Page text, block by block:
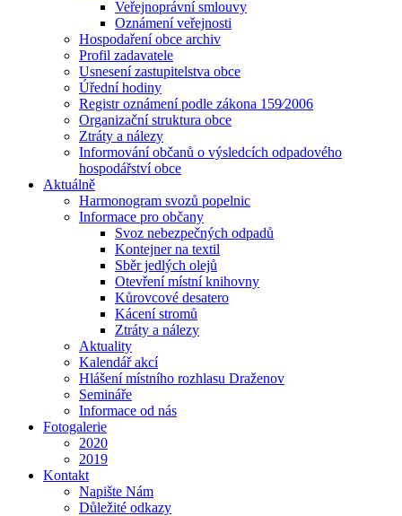
Veřejnoprávní smlouvy
Oznámení veřejnosti
Hospodaření obce archiv
Profil zadavatele
Usnesení zastupitelstva obce
Úřední hodiny
Registr oznámení podle zákona 159⁄2006
Organizační struktura obce
Ztráty a nálezy
Informování občanů o výsledcích odpadového
hospodářství obce
Aktuálně
Harmonogram svozů popelnic
Informace pro občany
Svoz nebezpečných odpadů
Kontejner na textil
Sběr jedlých olejů
Otevření místní knihovny
Kůrovcové desatero
Kácení stromů
Ztráty a nálezy
Aktuality
Kalendář akcí
Hlášení místního rozhlasu Draženov
Semináře
Informace od nás
Fotogalerie
2020
2019
Kontakt
Napište Nám
Důležité odkazy